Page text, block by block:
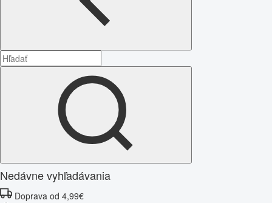
Nedávne vyhľadávania
Doprava od 4,99€